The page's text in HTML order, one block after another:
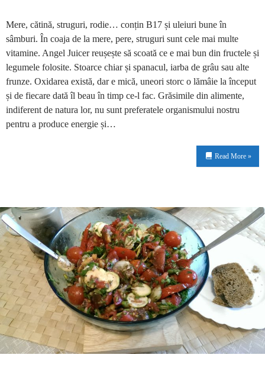
Mere, cătină, struguri, rodie… conțin B17 și uleiuri bune în
sâmburi. În coaja de la mere, pere, struguri sunt cele mai multe
vitamine. Angel Juicer reușește să scoată ce e mai bun din fructele și
legumele folosite. Stoarce chiar și spanacul, iarba de grâu sau alte
frunze. Oxidarea există, dar e mică, uneori storc o lămâie la început
și de fiecare dată îl beau în timp ce-l fac. Grăsimile din alimente,
indiferent de natura lor, nu sunt preferatele organismului nostru
pentru a produce energie și…
Read More »